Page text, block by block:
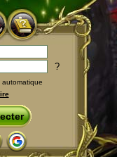
?
automatique